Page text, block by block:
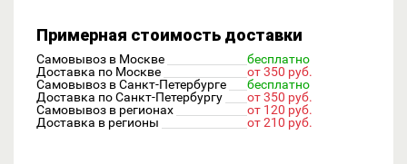
Примерная стоимость доставки
Самовывоз в Москве
бесплатно
Доставка по Москве
от 350 руб.
Самовывоз в Санкт-Петербурге
бесплатно
Доставка по Санкт-Петербургу
от 350 руб.
Самовывоз в регионах
от 120 руб.
Доставка в регионы
от 210 руб.